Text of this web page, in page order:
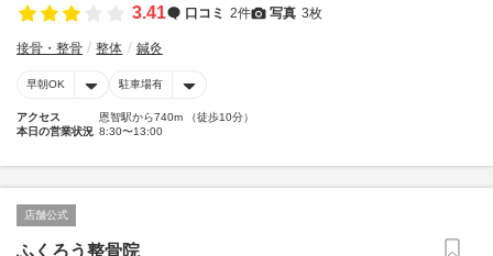
3.41 口コミ 2件 写真 3枚
接骨・整骨 整体 鍼灸
早朝OK 駐車場有
アクセス
恩智駅から740m （徒歩10分）
本日の営業状況 8:30〜13:00
店舗公式
ふくろう整骨院